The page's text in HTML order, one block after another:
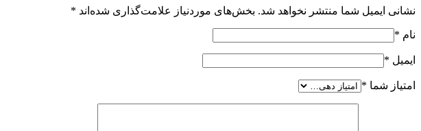
نشانی ایمیل شما منتشر نخواهد شد. بخش‌های موردنیاز علامت‌گذاری شده‌اند *
نام *
ایمیل *
امتیاز شما *